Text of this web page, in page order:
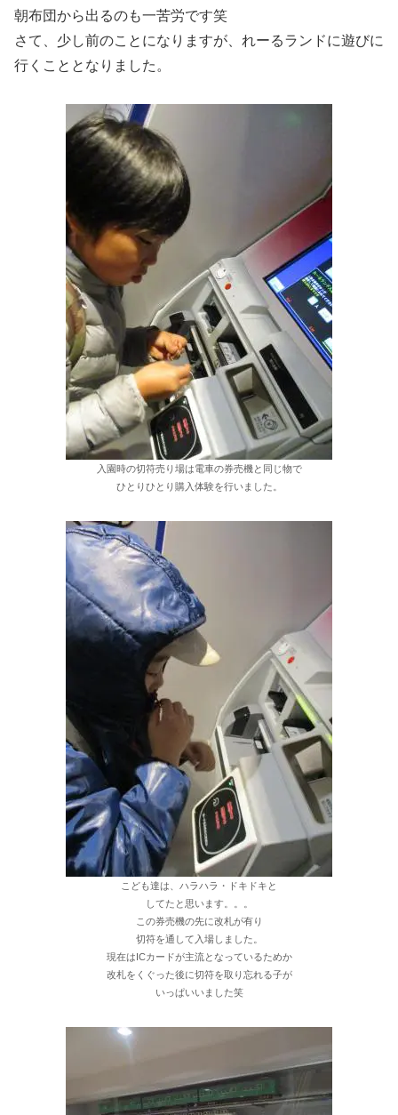
朝布団から出るのも一苦労です笑
さて、少し前のことになりますが、れーるランドに遊びに
行くこととなりました。
入園時の切符売り場は電車の券売機と同じ物で
ひとりひとり購入体験を行いました。
こども達は、ハラハラ・ドキドキと
してたと思います。。。
この券売機の先に改札が有り
切符を通して入場しました。
現在はICカードが主流となっているためか
改札をくぐった後に切符を取り忘れる子が
いっぱいいました笑